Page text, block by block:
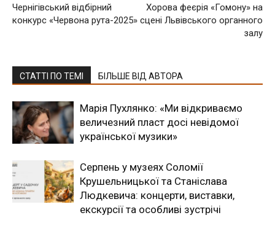
Чернігівський відбірний
конкурс «Червона рута-2025»
Хорова феєрія «Гомону» на
сцені Львівського органного
залу
СТАТТІ ПО ТЕМІ БІЛЬШЕ ВІД АВТОРА
Марія Пухлянко: «Ми відкриваємо
величезний пласт досі невідомої
української музики»
Серпень у музеях Соломії
Крушельницької та Станіслава
Людкевича: концерти, виставки,
екскурсії та особливі зустрічі